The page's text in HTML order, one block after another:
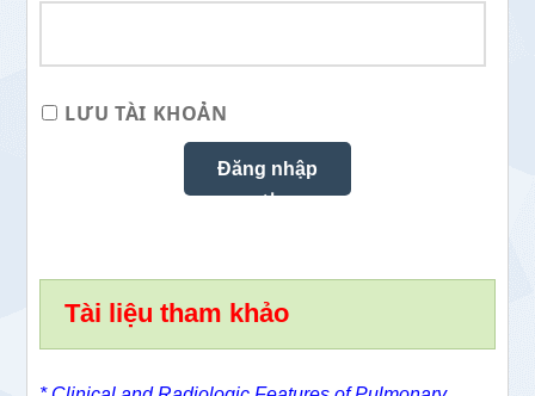
LƯU TÀI KHOẢN
Tài liệu tham khảo